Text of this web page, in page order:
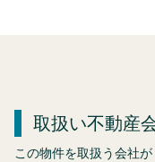
取扱い不動産
この物件を取扱う会社が